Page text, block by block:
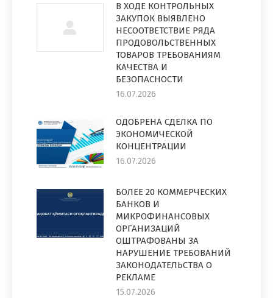
В ХОДЕ КОНТРОЛЬНЫХ
ЗАКУПОК ВЫЯВЛЕНО
НЕСООТВЕТСТВИЕ РЯДА
ПРОДОВОЛЬСТВЕННЫХ
ТОВАРОВ ТРЕБОВАНИЯМ
КАЧЕСТВА И
БЕЗОПАСНОСТИ
16.07.2026
ОДОБРЕНА СДЕЛКА ПО
ЭКОНОМИЧЕСКОЙ
КОНЦЕНТРАЦИИ
16.07.2026
БОЛЕЕ 20 КОММЕРЧЕСКИХ
БАНКОВ И
МИКРОФИНАНСОВЫХ
ОРГАНИЗАЦИЙ
ОШТРАФОВАНЫ ЗА
НАРУШЕНИЕ ТРЕБОВАНИЙ
ЗАКОНОДАТЕЛЬСТВА О
РЕКЛАМЕ
15.07.2026